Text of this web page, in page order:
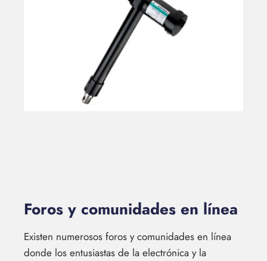
Foros y comunidades en línea
Existen numerosos foros y comunidades en línea
donde los entusiastas de la electrónica y la